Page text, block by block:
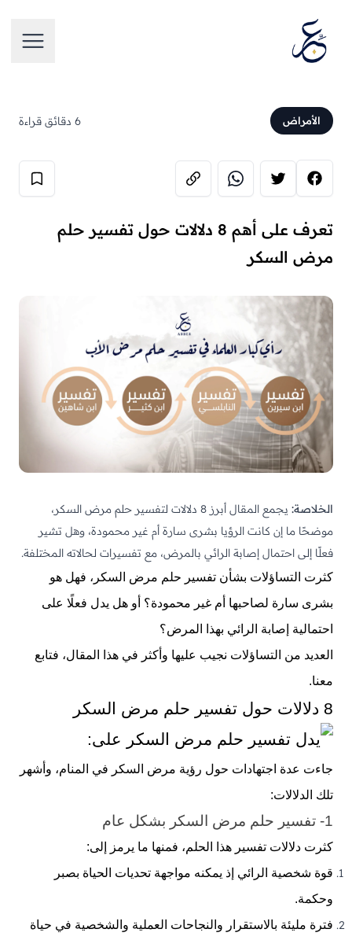
فتح
الأمراض 6 دقائق قراءة
تعرف على أهم 8 دلالات حول تفسير حلم
مرض السكر
الخلاصة:
يجمع المقال أبرز 8 دلالات لتفسير حلم مرض السكر،
موضحًا ما إن كانت الرؤيا بشرى سارة أم غير محمودة، وهل تشير
فعلًا إلى احتمال إصابة الرائي بالمرض، مع تفسيرات لحالاته المختلفة.
كثرت التساؤلات بشأن تفسير حلم مرض السكر، فهل هو
بشرى سارة لصاحبها أم غير محمودة؟ أو هل يدل فعلًا على
احتمالية إصابة الرائي بهذا المرض؟
العديد من التساؤلات نجيب عليها وأكثر في هذا المقال، فتابع
معنا.
8 دلالات حول تفسير حلم مرض السكر
جاءت عدة اجتهادات حول رؤية مرض السكر في المنام، وأشهر
تلك الدلالات:
1- تفسير حلم مرض السكر بشكل عام
كثرت دلالات تفسير هذا الحلم، فمنها ما يرمز إلى:
قوة شخصية الرائي إذ يمكنه مواجهة تحديات الحياة بصبر
وحكمة.
فترة مليئة بالاستقرار والنجاحات العملية والشخصية في حياة